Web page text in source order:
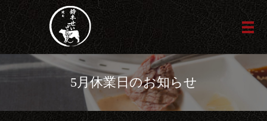
メ
5月休業日のお知らせ